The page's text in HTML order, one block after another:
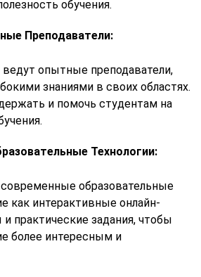
обучения.
Преподаватели:
опытные преподаватели,
знаниями в своих областях.
и помочь студентам на
Технологии:
образовательные
как интерактивные онлайн-
практические задания, чтобы
более интересным и